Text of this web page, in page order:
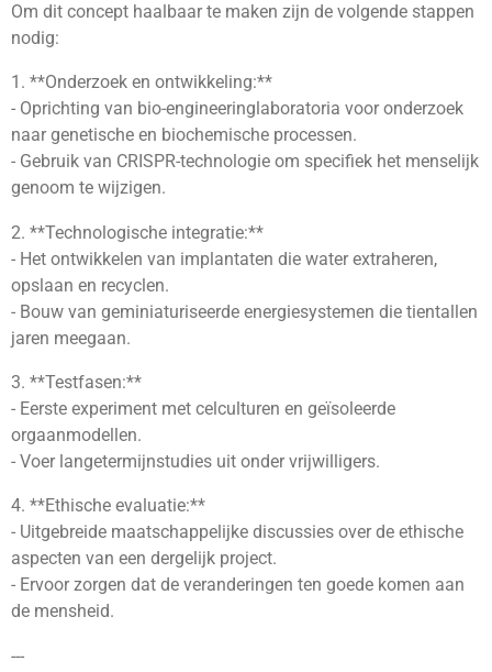
Om dit concept haalbaar te maken zijn de volgende stappen
nodig:
1. **Onderzoek en ontwikkeling:**
- Oprichting van bio-engineeringlaboratoria voor onderzoek
naar genetische en biochemische processen.
- Gebruik van CRISPR-technologie om specifiek het menselijk
genoom te wijzigen.
2. **Technologische integratie:**
- Het ontwikkelen van implantaten die water extraheren,
opslaan en recyclen.
- Bouw van geminiaturiseerde energiesystemen die tientallen
jaren meegaan.
3. **Testfasen:**
- Eerste experiment met celculturen en geïsoleerde
orgaanmodellen.
- Voer langetermijnstudies uit onder vrijwilligers.
4. **Ethische evaluatie:**
- Uitgebreide maatschappelijke discussies over de ethische
aspecten van een dergelijk project.
- Ervoor zorgen dat de veranderingen ten goede komen aan
de mensheid.
---